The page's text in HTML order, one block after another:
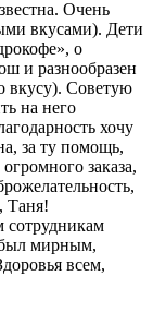
Очень
вкусами). Дети
о
и разнообразен
вкусу). Советую
на него
хочу
за ту помощь,
заказа,
Таня!
мирным,
всем,